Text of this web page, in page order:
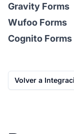
Gravity Forms
Wufoo Forms
Cognito Forms
Volver a